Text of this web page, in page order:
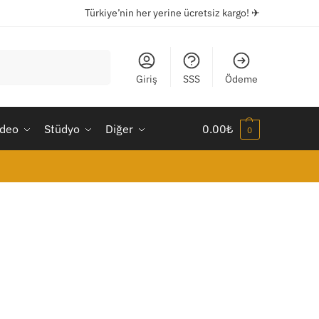
Türkiye’nin her yerine ücretsiz kargo! ✈
Giriş SSS Ödeme
Stüdyo Diğer 0.00₺ 0